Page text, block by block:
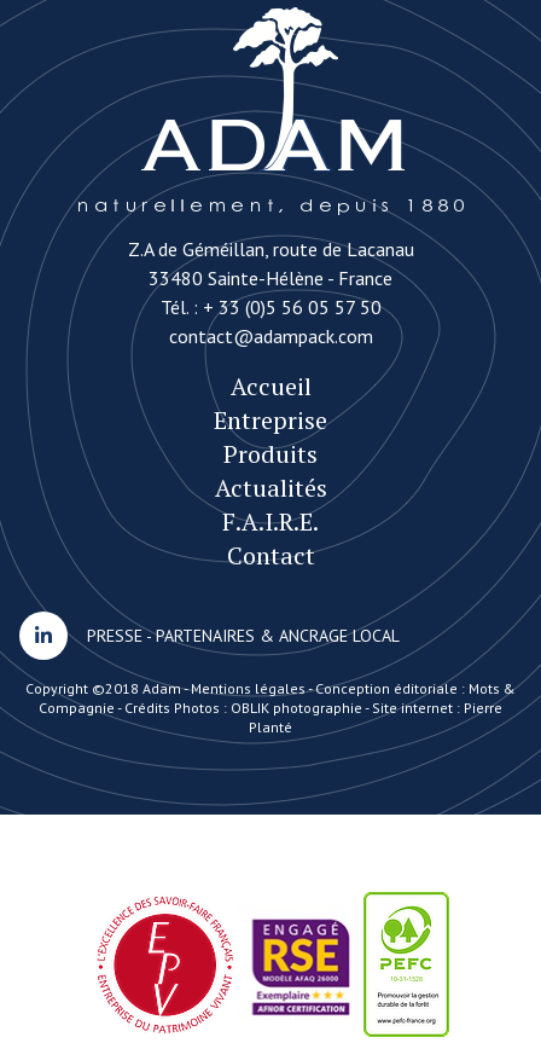
Z.A de Géméillan, route de Lacanau
33480 Sainte-Hélène - France
Tél. : + 33 (0)5 56 05 57 50
contact@adampack.com
Accueil
Entreprise
Produits
Actualités
F.A.I.R.E.
Contact
PRESSE-PARTENAIRES & ANCRAGE LOCAL
Copyright ©2018 Adam -Mentions légales-Conception éditoriale : Mots &
Compagnie - Crédits Photos : OBLIK photographie - Site internet : Pierre
Planté